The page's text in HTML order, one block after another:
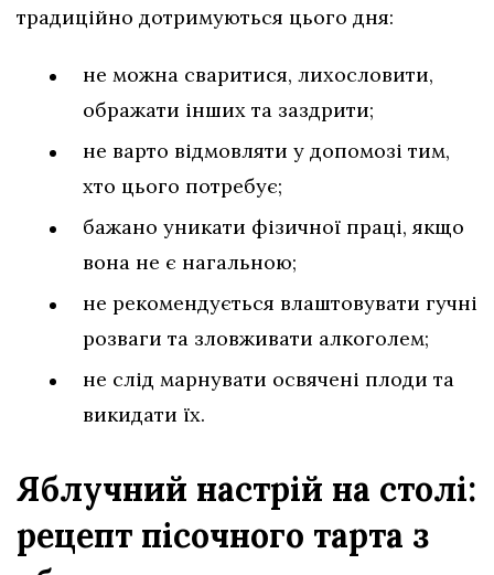
традиційно дотримуються цього дня:
не можна сваритися, лихословити,
ображати інших та заздрити;
не варто відмовляти у допомозі тим,
хто цього потребує;
бажано уникати фізичної праці, якщо
вона не є нагальною;
не рекомендується влаштовувати гучні
розваги та зловживати алкоголем;
не слід марнувати освячені плоди та
викидати їх.
Яблучний настрій на столі:
рецепт пісочного тарта з